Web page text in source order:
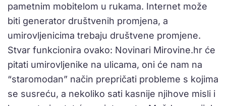
pametnim mobitelom u rukama. Internet može
biti generator društvenih promjena, a
umirovljenicima trebaju društvene promjene.
Stvar funkcionira ovako: Novinari Mirovine.hr će
pitati umirovljenike na ulicama, oni će nam na
“staromodan” način prepričati probleme s kojima
se susreću, a nekoliko sati kasnije njihove misli i